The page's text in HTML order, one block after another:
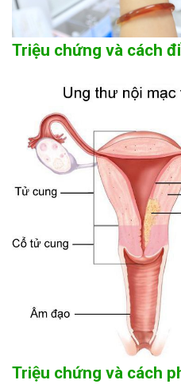
Triệu chứng và cách
Triệu chứng và cách